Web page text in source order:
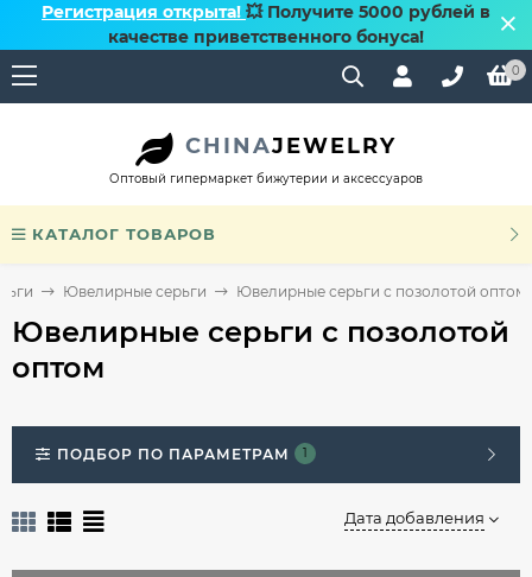
Регистрация открыта! 💥 Получите 5000 рублей в
качестве приветственного бонуса!
0
CHINAJEWELRY
Оптовый гипермаркет бижутерии и аксессуаров
КАТАЛОГ ТОВАРОВ
Ювелирные серьги Ювелирные серьги с позолотой оптом
Ювелирные серьги с позолотой
оптом
ПОДБОР ПО ПАРАМЕТРАМ 1
Дата добавления